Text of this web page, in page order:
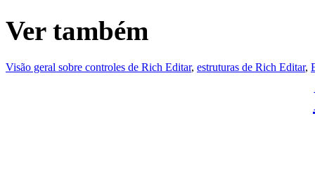
Ver também
Visão geral sobre controles de Rich Editar, estruturas de Rich Editar,